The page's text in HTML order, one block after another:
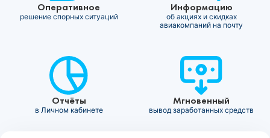
Оперативное
решение спорных ситуаций
Информацию
об акциях и скидках
авиакомпаний на почту
Отчёты
в Личном кабинете
Мгновенный
вывод заработанных средств